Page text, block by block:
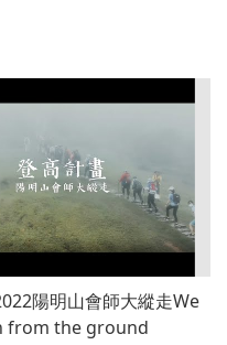
陽明山會師大縱走We
from the ground